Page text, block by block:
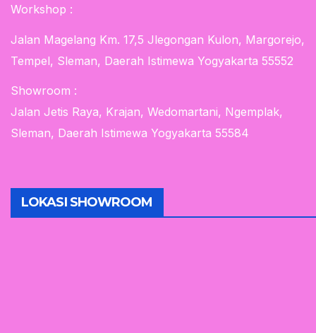
Workshop :
Jalan Magelang Km. 17,5 Jlegongan Kulon, Margorejo,
Tempel, Sleman, Daerah Istimewa Yogyakarta 55552
Showroom :
Jalan Jetis Raya, Krajan, Wedomartani, Ngemplak,
Sleman, Daerah Istimewa Yogyakarta 55584
LOKASI SHOWROOM